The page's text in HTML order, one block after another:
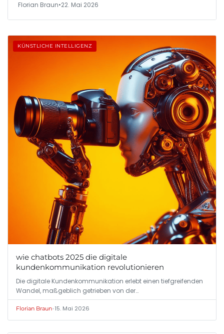
Florian Braun•22. Mai 2026
KÜNSTLICHE INTELLIGENZ
wie chatbots 2025 die digitale
kundenkommunikation revolutionieren
Die digitale Kundenkommunikation erlebt einen tiefgreifenden
Wandel, maßgeblich getrieben von der…
Florian Braun•15. Mai 2026